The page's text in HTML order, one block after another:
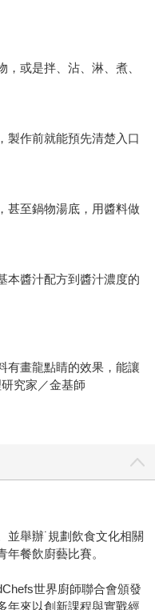
或是拌、沾、淋、煮、
製作前就能預先清楚入口
甚至鍋物湯底，用醬料做
本醬汁配方到醬汁濃度的
有畫龍點睛的效果，能讓
究家／金基師
並舉辦˙規劃飲食文化相關
餐飲廚藝比賽。
世界廚師聯合會頒發
年來以創新課程與實戰經